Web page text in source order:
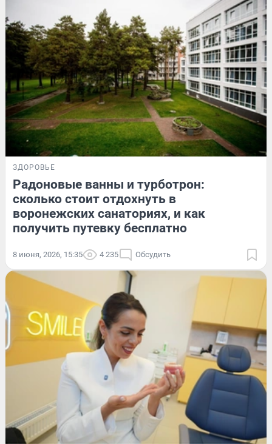
ЗДОРОВЬЕ
Радоновые ванны и турботрон:
сколько стоит отдохнуть в
воронежских санаториях, и как
получить путевку бесплатно
8 июня, 2026, 15:35 4 235 Обсудить